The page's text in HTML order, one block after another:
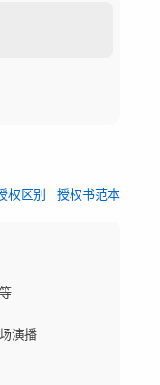
权区别 授权书范本
演播